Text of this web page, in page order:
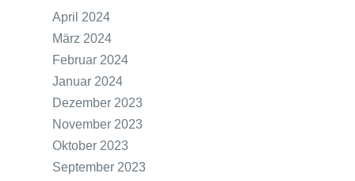
April 2024
März 2024
Februar 2024
Januar 2024
Dezember 2023
November 2023
Oktober 2023
September 2023